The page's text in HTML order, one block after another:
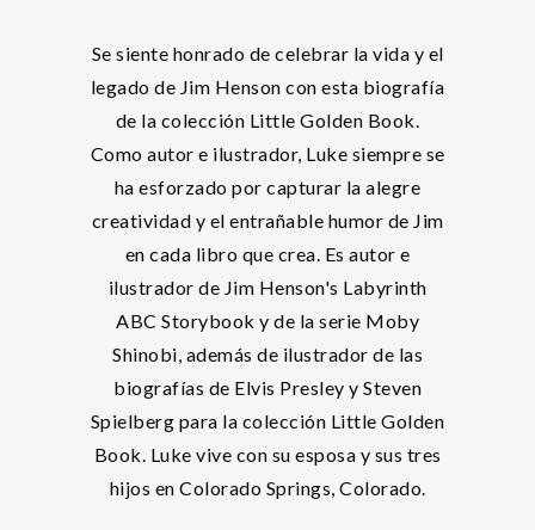
Se siente honrado de celebrar la vida y el
legado de Jim Henson con esta biografía
de la colección Little Golden Book.
Como autor e ilustrador, Luke siempre se
ha esforzado por capturar la alegre
creatividad y el entrañable humor de Jim
en cada libro que crea. Es autor e
ilustrador de Jim Henson's Labyrinth
ABC Storybook y de la serie Moby
Shinobi, además de ilustrador de las
biografías de Elvis Presley y Steven
Spielberg para la colección Little Golden
Book. Luke vive con su esposa y sus tres
hijos en Colorado Springs, Colorado.